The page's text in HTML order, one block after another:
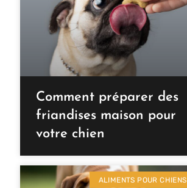
Comment préparer des
friandises maison pour
votre chien
ALIMENTS POUR CHIENS